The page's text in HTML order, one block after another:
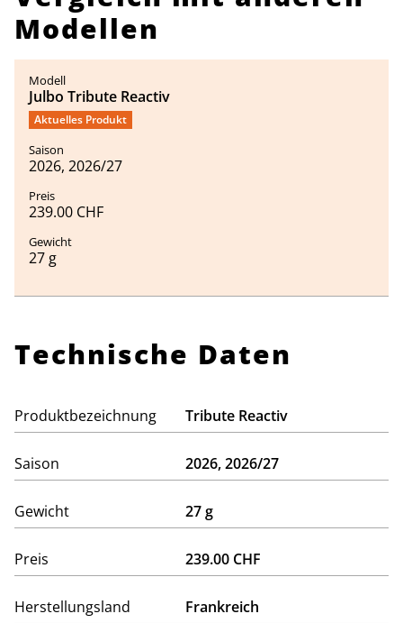
Modellen
Julbo Tribute Reactiv
Aktuelles Produkt
2026, 2026/27
239.00 CHF
27 g
Technische Daten
Produktbezeichnung Tribute Reactiv
Saison 2026, 2026/27
Gewicht 27 g
Preis 239.00 CHF
Herstellungsland Frankreich